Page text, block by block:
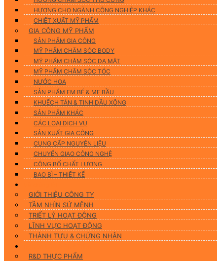
HƯƠNG CHO NGÀNH CÔNG NGHIỆP KHÁC
CHIẾT XUẤT MỸ PHẨM
GIA CÔNG MỸ PHẨM
SẢN PHẨM GIA CÔNG
MỸ PHẨM CHĂM SÓC BODY
MỸ PHẨM CHĂM SÓC DA MẶT
MỸ PHẨM CHĂM SÓC TÓC
NƯỚC HOA
SẢN PHẨM EM BÉ & MẸ BẦU
KHUẾCH TÁN & TINH DẦU XÔNG
SẢN PHẨM KHÁC
CÁC LOẠI DỊCH VỤ
SẢN XUẤT GIA CÔNG
CUNG CẤP NGUYÊN LIỆU
CHUYỂN GIAO CÔNG NGHỆ
CÔNG BỐ CHẤT LƯỢNG
BAO BÌ – THIẾT KẾ
GIỚI THIỆU CÔNG TY
TẦM NHÌN SỨ MỆNH
TRIẾT LÝ HOẠT ĐỘNG
LĨNH VỰC HOẠT ĐỘNG
THÀNH TỰU & CHỨNG NHẬN
R&D THỰC PHẨM